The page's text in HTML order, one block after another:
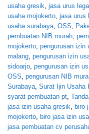
usaha gresik jasa urus
usaha mojokerto jasa urus
usaha surabaya OSS
pembuatan NIB murah
mojokerto pengurusan izin
malang pengurusan izin
sidoarjo pengurusan izin
OSS pengurusan NIB
Surabaya Surat Ijin Usaha
syarat pembuatan pt
jasa izin usaha gresik
biro
mojokerto
biro jasa izin
jasa pembuatan cv